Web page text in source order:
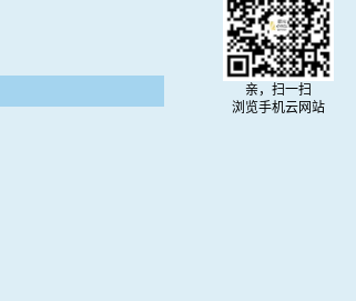
亲，扫一扫
浏览手机云网站